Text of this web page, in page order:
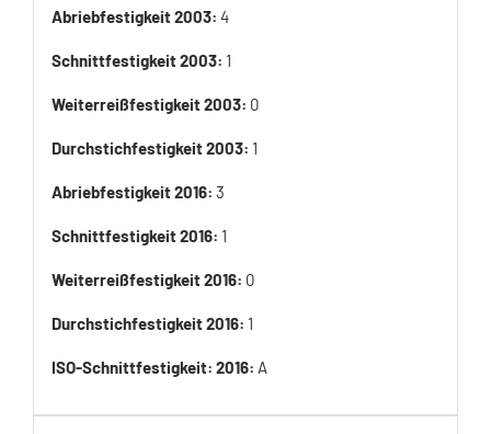
Abriebfestigkeit 2003: 4
Schnittfestigkeit 2003: 1
Weiterreißfestigkeit 2003: 0
Durchstichfestigkeit 2003: 1
Abriebfestigkeit 2016: 3
Schnittfestigkeit 2016: 1
Weiterreißfestigkeit 2016: 0
Durchstichfestigkeit 2016: 1
ISO-Schnittfestigkeit: 2016: A